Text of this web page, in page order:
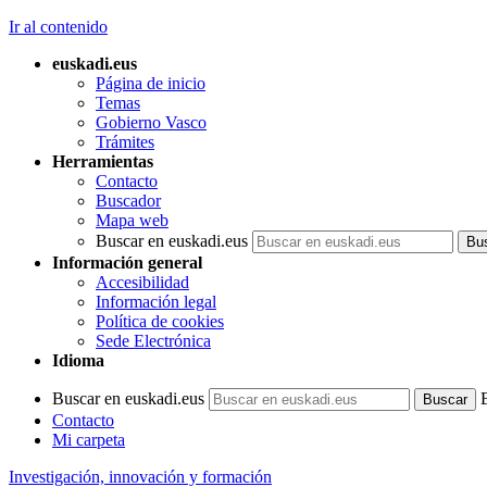
Ir al contenido
euskadi.eus
Página de inicio
Temas
Gobierno Vasco
Trámites
Herramientas
Contacto
Buscador
Mapa web
Buscar en euskadi.eus
Información general
Accesibilidad
Información legal
Política de cookies
Sede Electrónica
Idioma
Buscar en euskadi.eus
Contacto
Mi carpeta
Investigación, innovación y formación